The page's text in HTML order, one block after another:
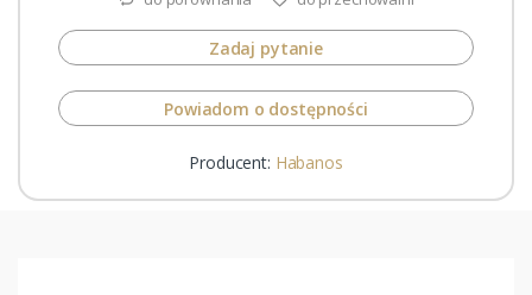
Zadaj pytanie
Powiadom o dostępności
Producent: Habanos